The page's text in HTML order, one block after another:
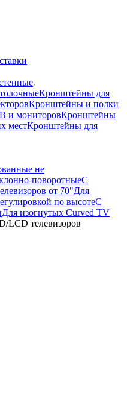
Кронштейны для
Кронштейны и полки
и мониторовКронштейны
местКронштейны для
не
поворотныеС
от 70"Для
по высотеС
Для изогнутых Curved TV
LCD телевизоров